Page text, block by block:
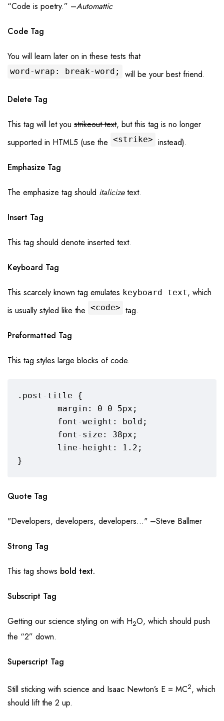
“Code is poetry.” –Automattic
Code Tag
You will learn later on in these tests that
word-wrap: break-word; will be your best friend.
Delete Tag
This tag will let you strikeout text, but this tag is no longer
supported in HTML5 (use the <strike> instead).
Emphasize Tag
The emphasize tag should italicizetext.
Insert Tag
This tag should denote inserted text.
Keyboard Tag
This scarcely known tag emulates keyboard text, which
is usually styled like the <code> tag.
Preformatted Tag
This tag styles large blocks of code.
.post-title {
}
Quote Tag
Developers, developers, developers… –Steve Ballmer
Strong Tag
This tag shows bold text.
Subscript Tag
Getting our science styling on with H2O, which should push
the “2” down.
Superscript Tag
Still sticking with science and Isaac Newton’s E = MC2, which
should lift the 2 up.